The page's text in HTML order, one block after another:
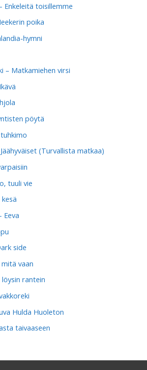
Enkeleitä toisillemme
poika
hymni
– Matkamiehen virsi
pöytä
(Turvallista matkaa)
tuuli vie
Eeva
side
vaan
rantein
Hulda Huoleton
taivaaseen